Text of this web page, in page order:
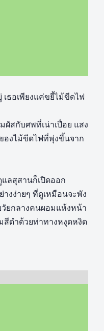
ธอเพียงแค่ขยี้ไม้ขีดไฟ
สกับศพที่เน่าเปื่อย แสง
องไม้ขีดไฟที่พุ่งขึ้นจาก
ลสุสานก็เปิดออก
งง่ายๆ ที่ดูเหมือนจะพัง
ยกลางคนผอมแห้งหน้า
ดำด้วยท่าทางหงุดหงิด